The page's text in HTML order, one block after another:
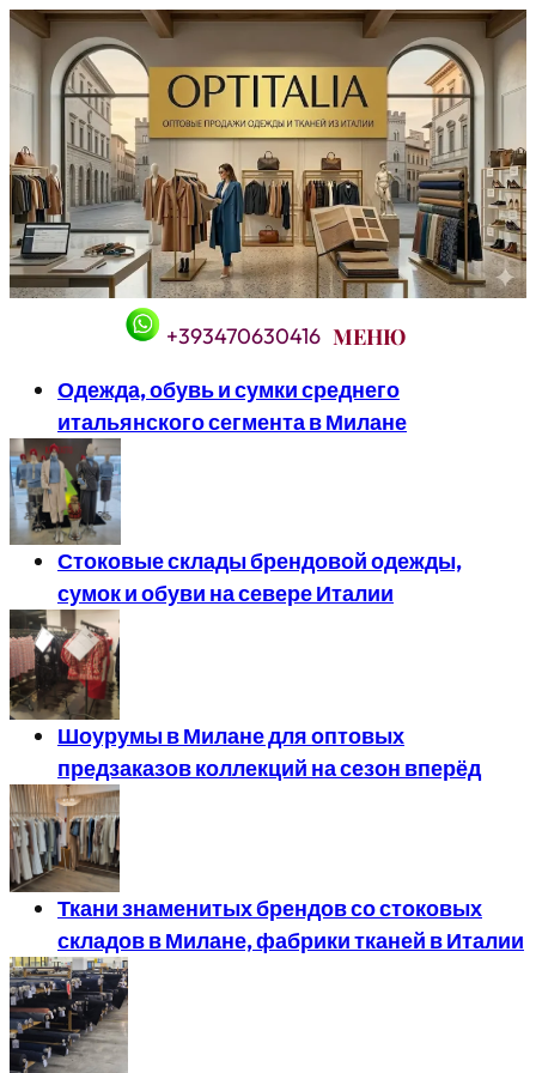
Перейти
к
содержимому
+393470630416
Одежда, обувь и сумки среднего
итальянского сегмента в Милане
Стоковые склады брендовой одежды,
сумок и обуви на севере Италии
Шоурумы в Милане для оптовых
предзаказов коллекций на сезон вперёд
Ткани знаменитых брендов со стоковых
складов в Милане, фабрики тканей в Италии